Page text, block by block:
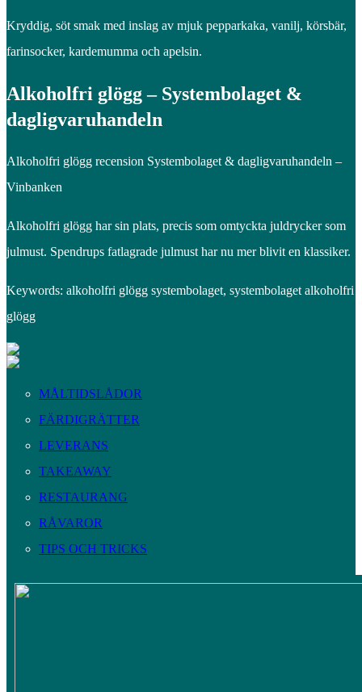
Kryddig, söt smak med inslag av mjuk pepparkaka, vanilj, körsbär,
farinsocker, kardemumma och apelsin.
Alkoholfri glögg – Systembolaget &
dagligvaruhandeln
Alkoholfri glögg recension Systembolaget & dagligvaruhandeln –
Vinbanken
Alkoholfri glögg har sin plats, precis som omtyckta juldrycker som
julmust. Spendrups fatlagrade julmust har nu mer blivit en klassiker.
Keywords: alkoholfri glögg systembolaget, systembolaget alkoholfri
glögg
MÅLTIDSLÅDOR
FÄRDIGRÄTTER
LEVERANS
TAKEAWAY
RESTAURANG
RÅVAROR
TIPS OCH TRICKS